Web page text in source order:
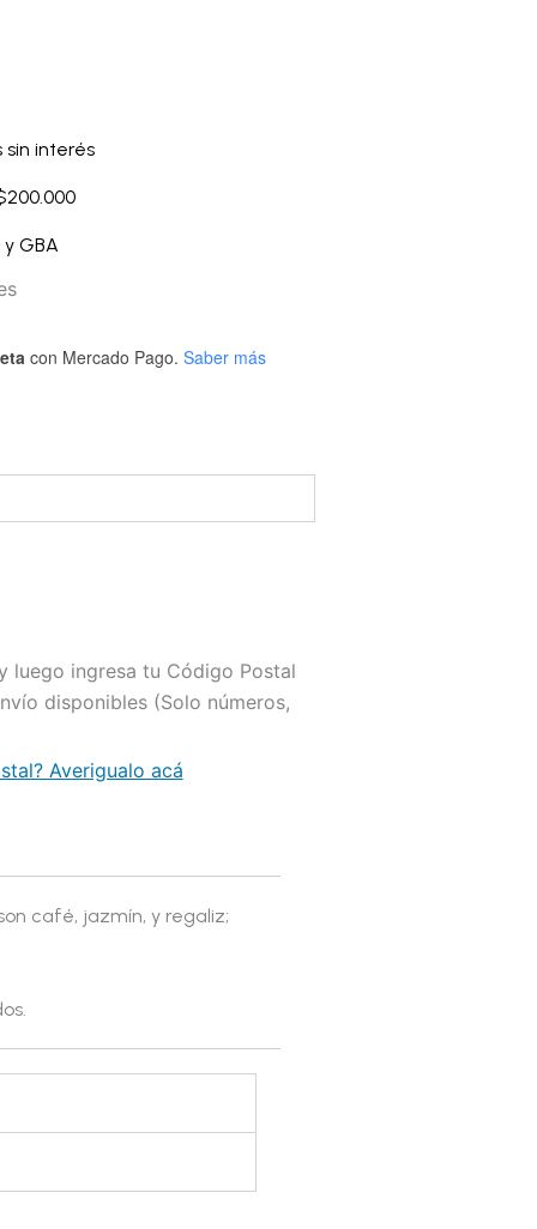
sin interés
GBA
con Mercado Pago. Saber más
luego ingresa tu Código Postal
disponibles (Solo números,
Averigualo acá
café, jazmín, y regaliz;